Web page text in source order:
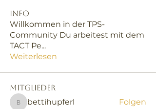
Info
Willkommen in der TPS-
Community Du arbeitest mit dem
TACT Pe...
Weiterlesen
Mitglieder
bettihupferl
bettihupferl Folgen